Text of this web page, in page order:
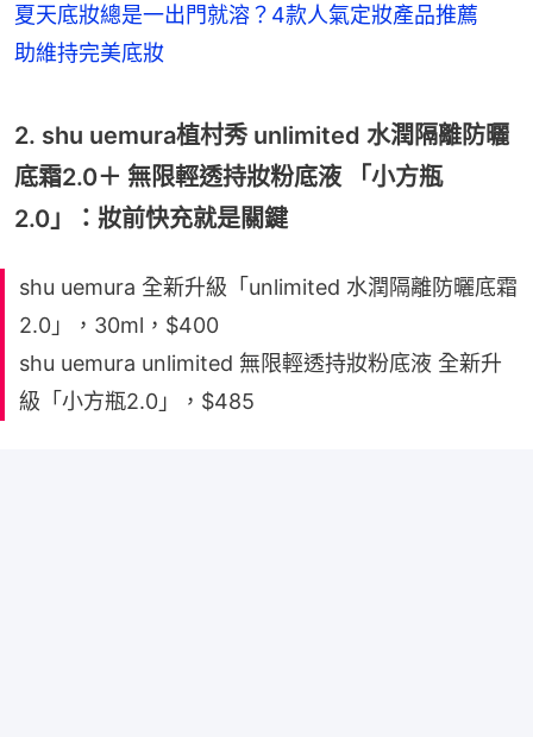
夏天底妝總是一出門就溶？4款人氣定妝產品推薦
助維持完美底妝
2. shu uemura植村秀 unlimited 水潤隔離防曬
底霜2.0＋ 無限輕透持妝粉底液 「小方瓶
2.0」：妝前快充就是關鍵
shu uemura 全新升級「unlimited 水潤隔離防曬底霜
2.0」，30ml，$400
shu uemura unlimited 無限輕透持妝粉底液 全新升
級「小方瓶2.0」，$485